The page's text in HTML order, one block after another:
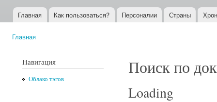
Главное меню
Главная Как пользоваться? Персоналии Страны
Главная
Навигация
Облако тэгов
Поиск по
Loading